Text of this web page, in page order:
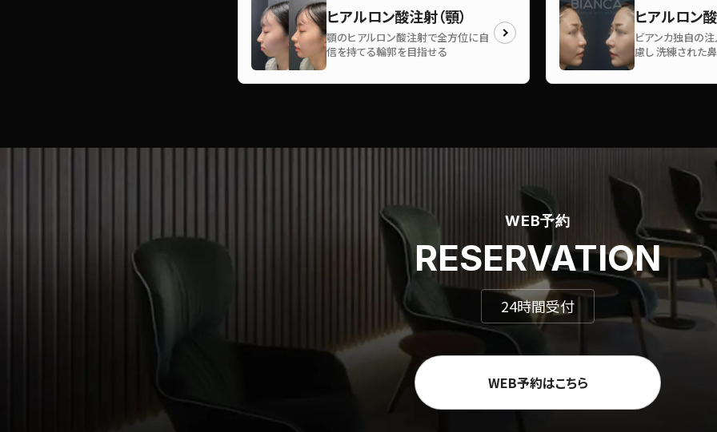
ヒアルロン酸注射（顎）
顎のヒアルロン酸注射で全方位に自
信を持てる輪郭を目指せる
ヒアルロン酸
ビアンカ独自の
慮し 洗練された
WEB予約
RESERVATION
24時間受付
WEB予約はこちら